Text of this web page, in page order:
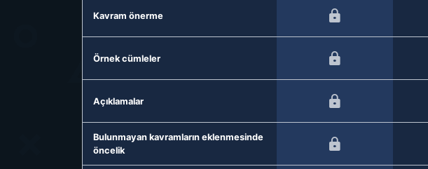
Kavram önerme
Örnek cümleler
Açıklamalar
Bulunmayan kavramların eklenmesinde
öncelik